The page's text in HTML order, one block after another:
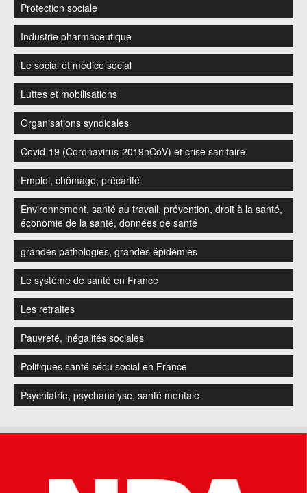
Protection sociale
Industrie pharmaceutique
Le social et médico social
Luttes et mobilisations
Organisations syndicales
Covid-19 (Coronavirus-2019nCoV) et crise sanitaire
Emploi, chômage, précarité
Environnement, santé au travail, prévention, droit à la santé,
économie de la santé, données de santé
grandes pathologies, grandes épidémies
Le système de santé en France
Les retraites
Pauvreté, inégalités sociales
Politiques santé sécu social en France
Psychiatrie, psychanalyse, santé mentale